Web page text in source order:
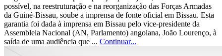
possível, na reestruturação e na reorganização das Forças Armadas
da Guiné-Bissau, soube a imprensa de fonte oficial em Bissau. Esta
garantia foi dada à imprensa em Bissau pelo vice-presidente da
Assembleia Nacional (AN, Parlamento) angolana, João Lourenço, à
saída de uma audiência que ... Continuar...